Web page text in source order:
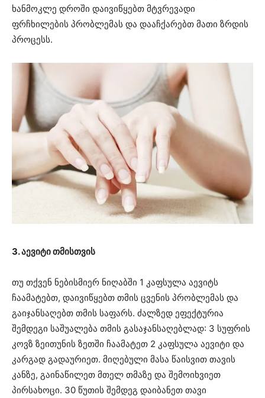
ხანმოკლე დროში დაივიწყებთ მტვრევადი
ფრჩხილების პრობლემას და დააჩქარებთ მათი ზრდის
პროცესს.
3. აევიტი თმისთვის
თუ თქვენ ნებისმიერ ნიღაბში 1 კაფსულა აევიტს
ჩაამატებთ, დაივიწყებთ თმის ცვენის პრობლემას და
გაიჯანსაღებთ თმის საფარს. ძალზედ ეფექტურია
შემდეგი საშუალება თმის გასაჯანსაღებლად: 3 სუფრის
კოვზ ზეითუნის ზეთში ჩაამატეთ 2 კაფსულა აევიტი და
კარგად გადაურიეთ. მიღებული მასა წაისვით თავის
კანზე, გაინაწილეთ მთელ თმაზე და შემოიხვიეთ
პირსახოცი. 30 წუთის შემდეგ დაიბანეთ თავი